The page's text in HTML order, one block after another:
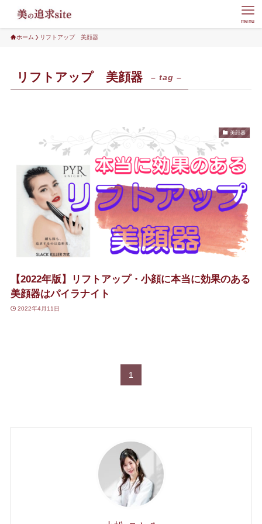
menu
ホーム リフトアップ 美顔器
リフトアップ 美顔器 – tag –
美顔器
【2022年版】リフトアップ・小顔に本当に効果のある
美顔器はパイラナイト
2022年4月11日
1